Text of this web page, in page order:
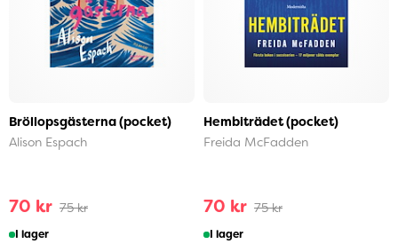
Bröllopsgästerna (pocket)
Alison Espach
70 kr 75 kr
I lager
Hembiträdet (pocket)
Freida McFadden
70 kr 75 kr
I lager